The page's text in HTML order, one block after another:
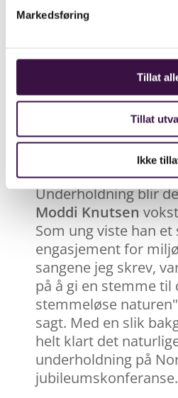
Markedsføring
Tillat
Tillat
Ikke
store milepælene i de
sosial innovasjon og
Basel Action
skikkelse i kampen
eksport av miljøfarlig
har og en hilsen.
Underholdning blir
Moddi Knutsen
Som ung viste han et
engasjement for
sangene jeg skrev,
på å gi en stemme til
stemmeløse
sagt. Med en slik
helt klart det
underholdning på
jubileumskonferanse.